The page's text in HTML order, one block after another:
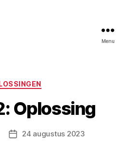
Menu
Categorieën
Oplossing
Berichtdatum
24 augustus 2023